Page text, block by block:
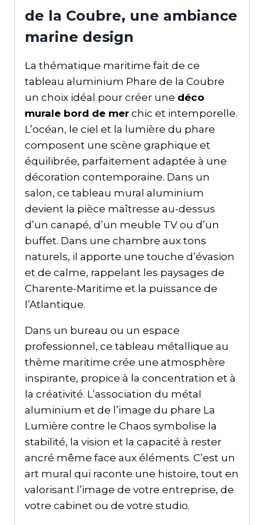
de la Coubre, une ambiance
marine design
La thématique maritime fait de ce
tableau aluminium Phare de la Coubre
un choix idéal pour créer une déco
murale bord de mer chic et intemporelle.
L’océan, le ciel et la lumière du phare
composent une scène graphique et
équilibrée, parfaitement adaptée à une
décoration contemporaine. Dans un
salon, ce tableau mural aluminium
devient la pièce maîtresse au-dessus
d’un canapé, d’un meuble TV ou d’un
buffet. Dans une chambre aux tons
naturels, il apporte une touche d’évasion
et de calme, rappelant les paysages de
Charente-Maritime et la puissance de
l’Atlantique.
Dans un bureau ou un espace
professionnel, ce tableau métallique au
thème maritime crée une atmosphère
inspirante, propice à la concentration et à
la créativité. L’association du métal
aluminium et de l’image du phare La
Lumière contre le Chaos symbolise la
stabilité, la vision et la capacité à rester
ancré même face aux éléments. C’est un
art mural qui raconte une histoire, tout en
valorisant l’image de votre entreprise, de
votre cabinet ou de votre studio.